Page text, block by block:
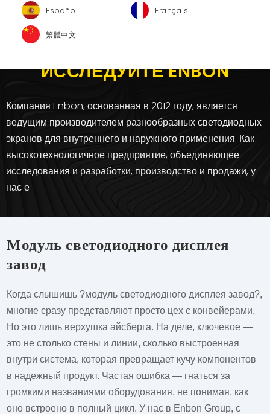
Español Français
繁體中文
ИССЛЕДУЙТЕ ENBON
Компания Enbon, основанная в 2012 году, является
ведущим производителем разнообразных светодиодных
экранов для внутреннего и наружного применения. Как
высокотехнологичное предприятие, объединяющее
исследования и разработки, производство и продажи, у
нас е
Модуль светодиодного дисплея
завод
Когда слышишь ?модуль светодиодного дисплея завод?,
многие сразу представляют просто цех с конвейерами.
Но это лишь верхушка айсберга. На деле, ключевое —
это не столько стены и линии, сколько выстроенная
внутри система, которая превращает кучу компонентов
в надежный продукт. Частая ошибка — гнаться за
громкими названиями оборудования, не понимая, как
оно встроено в полный цикл. У нас в Enbon Group, с